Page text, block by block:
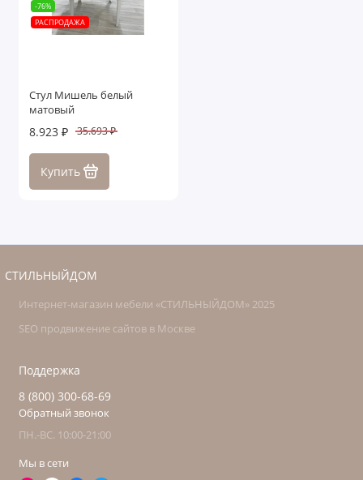
-76%
РАСПРОДАЖА
Стул Мишель белый
матовый
8.923 ₽ 35.693 ₽
Купить
СТИЛЬНЫЙДОМ
Интернет-магазин мебели «СТИЛЬНЫЙДОМ» 2025
SEO продвижение сайтов в Москве
Поддержка
8 (800) 300-68-69
Обратный звонок
ПН.-ВС. 10:00-21:00
Мы в сети